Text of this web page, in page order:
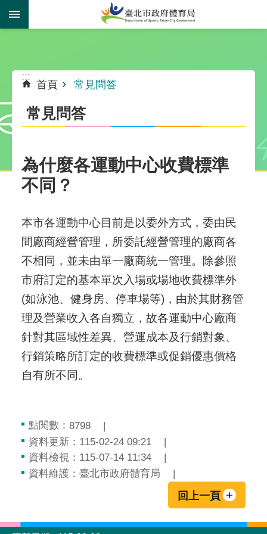
跳到主要內容區塊
:::
首頁 常見問答
常見問答
為什麼各運動中心收費標準
不同？
本市各運動中心目前是以委外方式，委由民
間廠商經營管理，所委託經營管理的廠商各
不相同，並未由單一廠商統一管理。除參照
市府訂定的基本單次入場或場地收費標準外
(如泳池、健身房、停車場等)，由於其財務管
理及營業收入各自獨立，故各運動中心廠商
針對其區域性差異、營運成本及行銷對象、
行銷策略所訂定的收費標準或促銷優惠價格
自有所不同。
點閱數： 8798
資料更新：115-02-24 09:21
資料檢視：115-07-14 11:34
資料維護：臺北市政府體育局
回上一頁
:::